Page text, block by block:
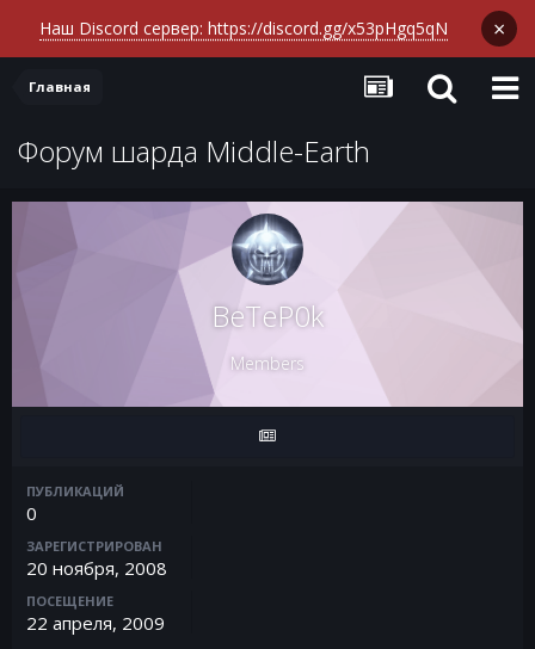
Наш Discord сервер: https://discord.gg/x53pHgq5qN ×
Главная
Форум шарда Middle-Earth
BeTeP0k
Members
ПУБЛИКАЦИЙ
0
ЗАРЕГИСТРИРОВАН
20 ноября, 2008
ПОСЕЩЕНИЕ
22 апреля, 2009